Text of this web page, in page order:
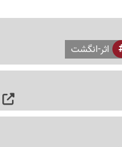
اثر-انگشت